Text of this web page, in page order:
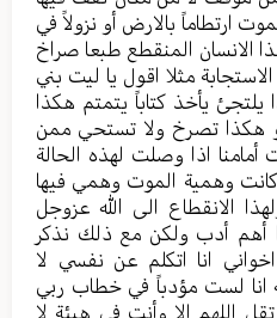
ارتطاماً بالارض أو نزولاً في
الانسان المنقطع طبعا صراخ
مثلا اقول يا ليت بني
يلتجئ يأخذ كتاباً يتمتم هكذا
هكذا تصرخ ولا تستحي ممن
اذا وصلت لهذه الحالة
كانت وهمية الموت وهمي فيها
الانقطاع الى الله عزوجل
أهم أدب ولكن مع ذلك نذكر
انا اتكلم عن نفسي لا
انا لست مؤدباً في خطاب ربي
اللهم الا وأنت في هيئة لا